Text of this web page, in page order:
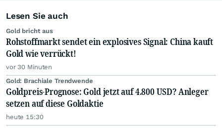
Lesen Sie auch
Gold bricht aus
Rohstoffmarkt sendet ein explosives Signal: China kauft
Gold wie verrückt!
vor 30 Minuten
Gold: Brachiale Trendwende
Goldpreis-Prognose: Gold jetzt auf 4.800 USD? Anleger
setzen auf diese Goldaktie
heute 15:30